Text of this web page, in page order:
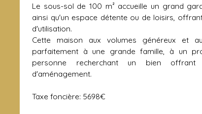
Le sous-sol de 100 m² accueille un grand
ainsi qu'un espace détente ou de loisirs,
d'utilisation.
Cette maison aux volumes généreux et
parfaitement à une grande famille, à un
personne recherchant un bien offrant
d'aménagement.
Taxe foncière: 5698€